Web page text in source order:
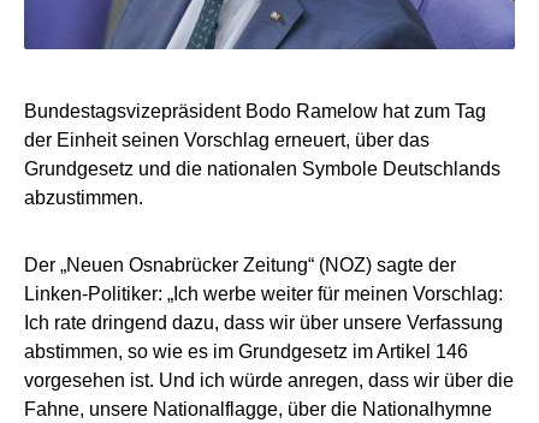
Bundestagsvizepräsident Bodo Ramelow hat zum Tag
der Einheit seinen Vorschlag erneuert, über das
Grundgesetz und die nationalen Symbole Deutschlands
abzustimmen.
Der „Neuen Osnabrücker Zeitung“ (NOZ) sagte der
Linken-Politiker: „Ich werbe weiter für meinen Vorschlag:
Ich rate dringend dazu, dass wir über unsere Verfassung
abstimmen, so wie es im Grundgesetz im Artikel 146
vorgesehen ist. Und ich würde anregen, dass wir über die
Fahne, unsere Nationalflagge, über die Nationalhymne